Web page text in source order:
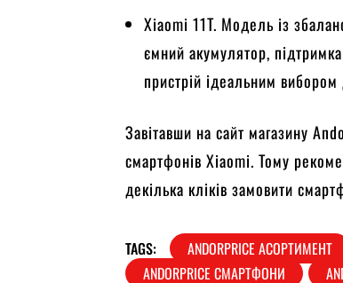
Xiaomi 11T. Модель із
ємний акумулятор,
пристрій ідеальним
Завітавши на сайт магазину
смартфонів Xiaomi. Тому
декілька кліків замовити
TAGS: ANDORPRICE АСОРТИМЕНТ
ANDORPRICE СМАРТФОНИ